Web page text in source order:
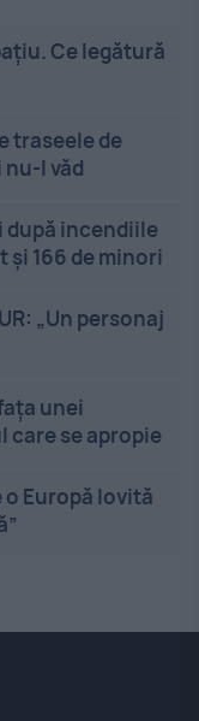
Ce legătură
traseele de
l văd
după incendiile
166 de minori
„Un personaj
unei
care se apropie
o Europă lovită